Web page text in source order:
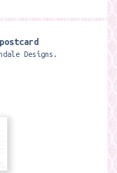
Designs.